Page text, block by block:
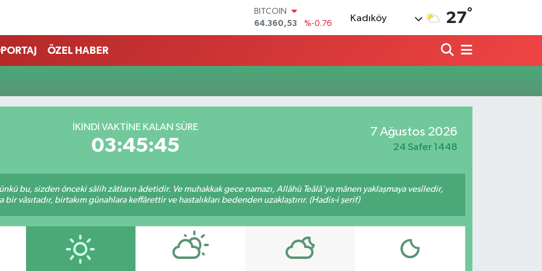
BITCOIN
64.360,53
%-0.76
DOLAR
64,1897
%0.02
GRAM ALTIN
Kadıköy 27°
ÖZEL HABER
İKINDI VAKTINE KALAN SÜRE
03:45:45
7 Ağustos 2026
24 Safer 1448
bu, sizden önceki sâlih zâtların âdetidir. Ve muhakkak gece namazı, Allâhü Teâlâ'ya mânen yaklaşmaya vesîledir,
vâsıtadır, birtakım günahlara keffârettir ve hastalıkları bedenden uzaklaştırır. (Hadis-i şerif)